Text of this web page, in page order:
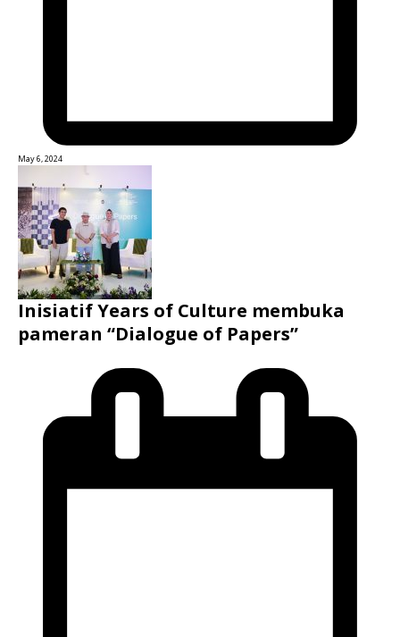
May 6, 2024
Inisiatif Years of Culture membuka
pameran “Dialogue of Papers”